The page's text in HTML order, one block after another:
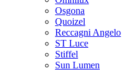
Osgona
Quoizel
Reccagni Angelo
ST Luce
Stiffel
Sun Lumen